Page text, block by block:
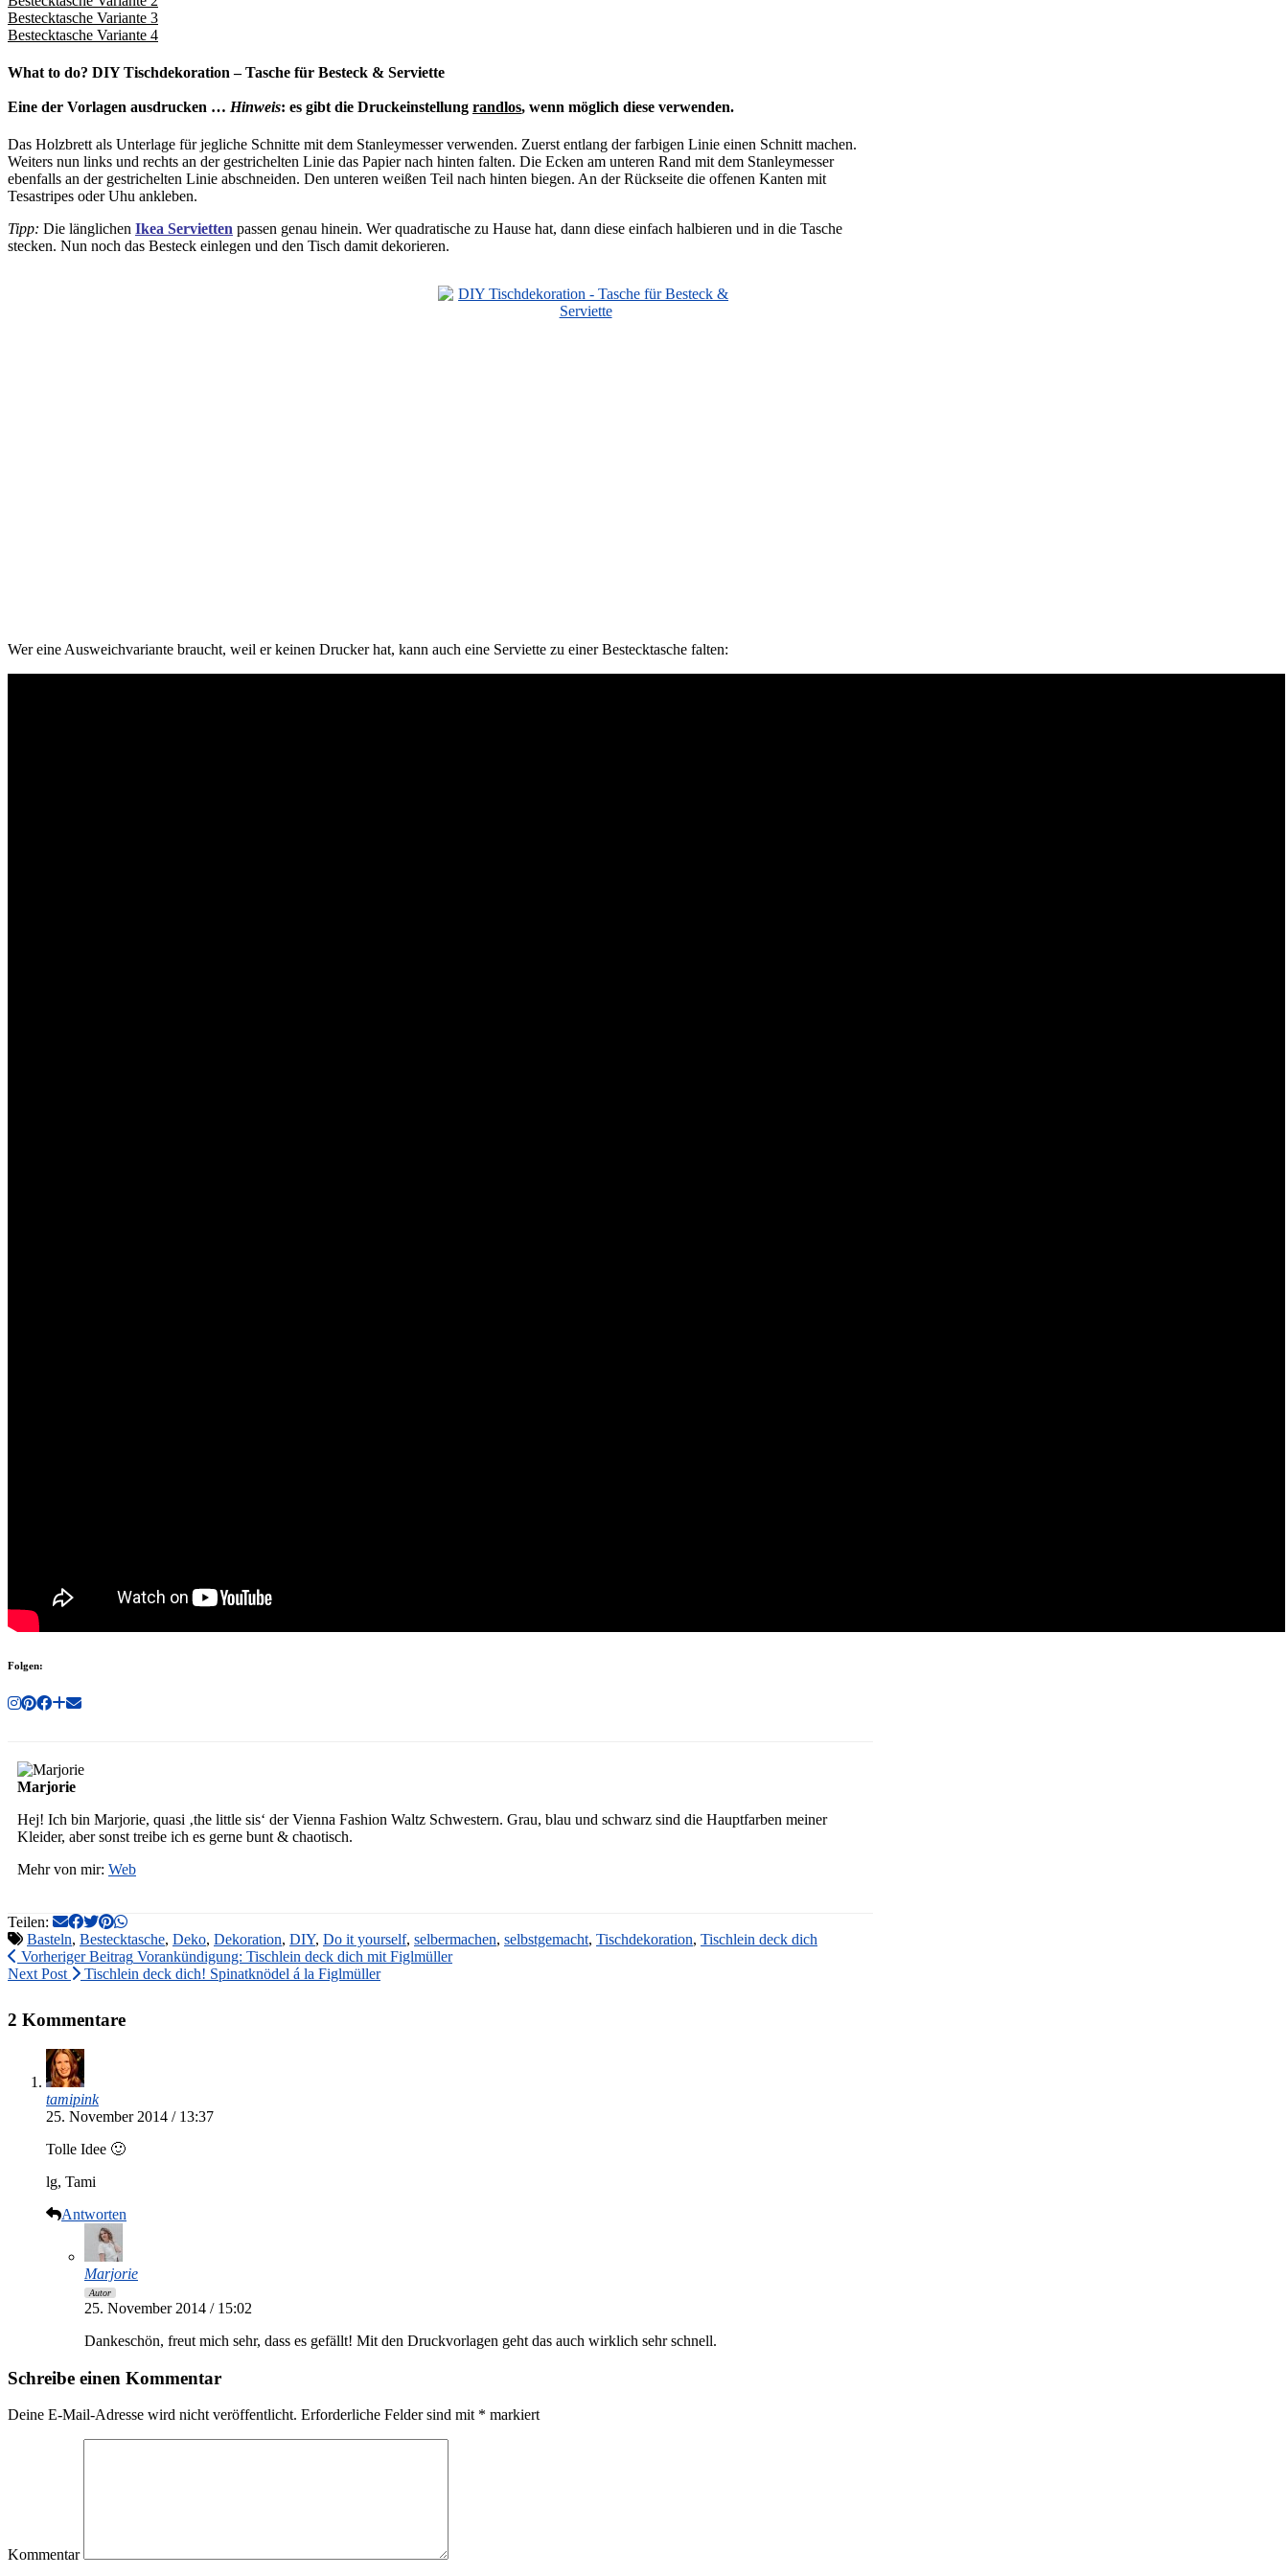
Bestecktasche Variante 3
Bestecktasche Variante 4
What to do? DIY Tischdekoration – Tasche für Besteck & Serviette
Eine der Vorlagen ausdrucken … Hinweis: es gibt die Druckeinstellung randlos, wenn möglich diese verwenden.
Das Holzbrett als Unterlage für jegliche Schnitte mit dem Stanleymesser verwenden. Zuerst entlang der farbigen Linie einen Schnitt machen.
Weiters nun links und rechts an der gestrichelten Linie das Papier nach hinten falten. Die Ecken am unteren Rand mit dem Stanleymesser
ebenfalls an der gestrichelten Linie abschneiden. Den unteren weißen Teil nach hinten biegen. An der Rückseite die offenen Kanten mit
Tesastripes oder Uhu ankleben.
Tipp: Die länglichen Ikea Servietten passen genau hinein. Wer quadratische zu Hause hat, dann diese einfach halbieren und in die Tasche
stecken. Nun noch das Besteck einlegen und den Tisch damit dekorieren.
Wer eine Ausweichvariante braucht, weil er keinen Drucker hat, kann auch eine Serviette zu einer Bestecktasche falten:
Folgen:
Marjorie
Hej! Ich bin Marjorie, quasi ‚the little sis‘ der Vienna Fashion Waltz Schwestern. Grau, blau und schwarz sind die Hauptfarben meiner
Kleider, aber sonst treibe ich es gerne bunt & chaotisch.
Mehr von mir: Web
Teilen:
Basteln, Bestecktasche, Deko, Dekoration, DIY, Do it yourself, selbermachen, selbstgemacht, Tischdekoration, Tischlein deck dich
Vorheriger Beitrag Vorankündigung: Tischlein deck dich mit Figlmüller
Next Post
Tischlein deck dich! Spinatknödel á la Figlmüller
2 Kommentare
tamipink
25. November 2014 / 13:37
Tolle Idee 🙂
lg, Tami
Antworten
Marjorie
Autor
25. November 2014 / 15:02
Dankeschön, freut mich sehr, dass es gefällt! Mit den Druckvorlagen geht das auch wirklich sehr schnell.
Schreibe einen Kommentar
Deine E-Mail-Adresse wird nicht veröffentlicht. Erforderliche Felder sind mit * markiert
Kommentar